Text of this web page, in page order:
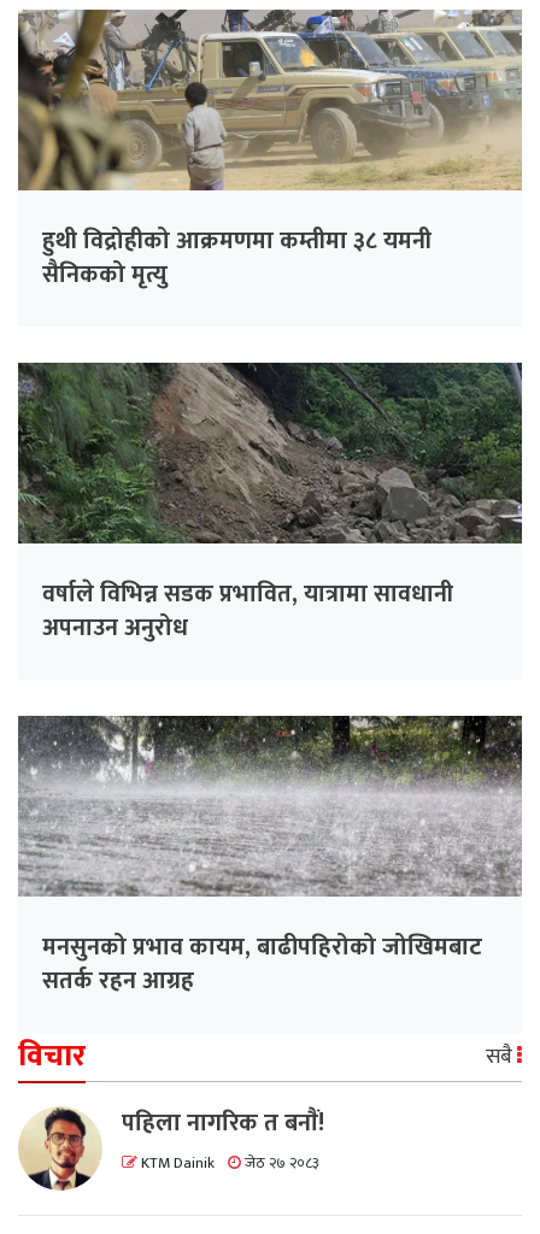
हुथी विद्रोहीको आक्रमणमा कम्तीमा ३८ यमनी
सैनिकको मृत्यु
वर्षाले विभिन्न सडक प्रभावित, यात्रामा सावधानी
अपनाउन अनुरोध
मनसुनको प्रभाव कायम, बाढीपहिरोको जोखिमबाट
सतर्क रहन आग्रह
विचार सबै
पहिला नागरिक त बनाैं!
KTM Dainik जेठ २७ २०८३